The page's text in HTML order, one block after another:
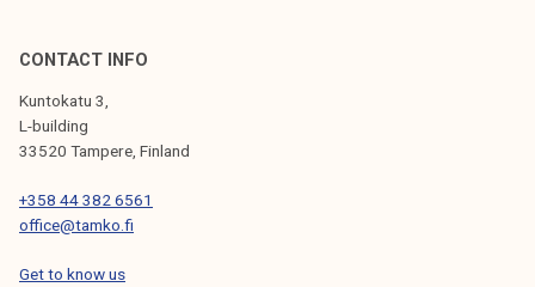
CONTACT INFO
Kuntokatu 3,
L-building
33520 Tampere, Finland
+358 44 382 6561
office@tamko.fi
Get to know us